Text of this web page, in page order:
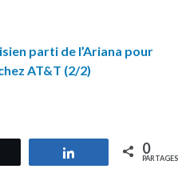
parti de l’Ariana pour
AT&T (2/2)
Partagez 0
PARTAGES